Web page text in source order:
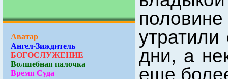
Аватар
Ангел-Зиждитель
БОГОСЛУЖЕНИЕ
Волшебная палочка
Время Суда
дни, а
еще